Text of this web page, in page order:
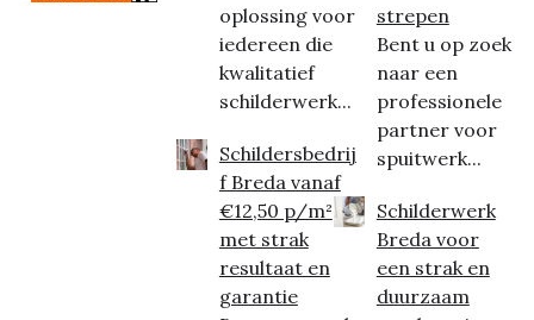
oplossing voor
iedereen die
kwalitatief
schilderwerk...
Schildersbedrij
f Breda vanaf
€12,50 p/m²
met strak
resultaat en
garantie
strepen
Bent u op zoek
naar een
professionele
partner voor
spuitwerk...
Schilderwerk
Breda voor
een strak en
duurzaam